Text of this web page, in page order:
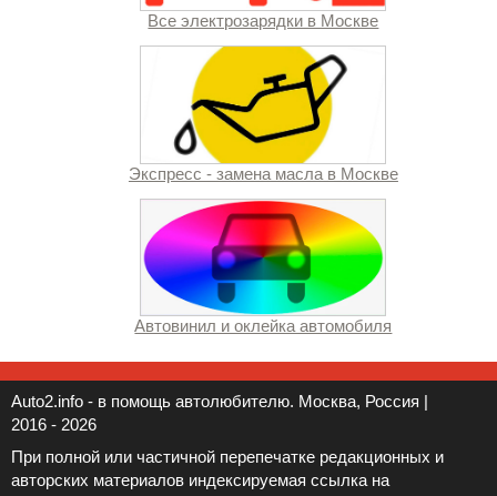
Все электрозарядки в Москве
Экспресс - замена масла в Москве
Автовинил и оклейка автомобиля
Auto2.info - в помощь автолюбителю. Москва, Россия |
2016 - 2026
При полной или частичной перепечатке редакционных и
авторских материалов индексируемая ссылка на